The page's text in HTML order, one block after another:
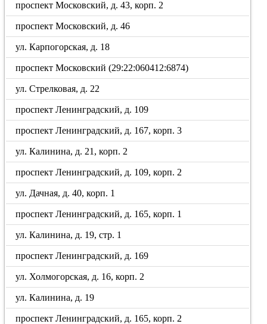
проспект Московский, д. 43, корп. 2
проспект Московский, д. 46
ул. Карпогорская, д. 18
проспект Московский (29:22:060412:6874)
ул. Стрелковая, д. 22
проспект Ленинградский, д. 109
проспект Ленинградский, д. 167, корп. 3
ул. Калинина, д. 21, корп. 2
проспект Ленинградский, д. 109, корп. 2
ул. Дачная, д. 40, корп. 1
проспект Ленинградский, д. 165, корп. 1
ул. Калинина, д. 19, стр. 1
проспект Ленинградский, д. 169
ул. Холмогорская, д. 16, корп. 2
ул. Калинина, д. 19
проспект Ленинградский, д. 165, корп. 2